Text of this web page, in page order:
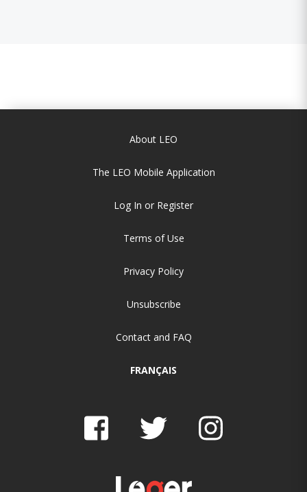
About LEO
The LEO Mobile Application
Log In or Register
Terms of Use
Privacy Policy
Unsubscribe
Contact and FAQ
FRANÇAIS